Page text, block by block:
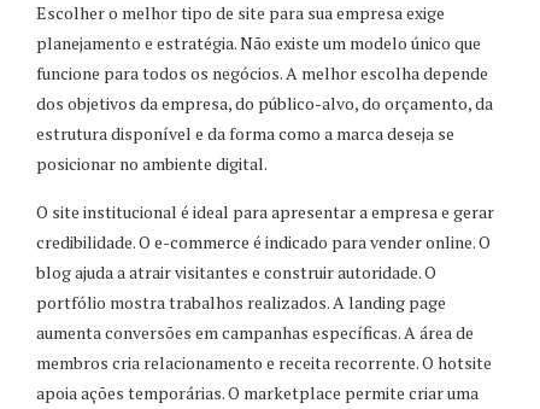
Escolher o melhor tipo de site para sua empresa exige
planejamento e estratégia. Não existe um modelo único que
funcione para todos os negócios. A melhor escolha depende
dos objetivos da empresa, do público-alvo, do orçamento, da
estrutura disponível e da forma como a marca deseja se
posicionar no ambiente digital.
O site institucional é ideal para apresentar a empresa e gerar
credibilidade. O e-commerce é indicado para vender online. O
blog ajuda a atrair visitantes e construir autoridade. O
portfólio mostra trabalhos realizados. A landing page
aumenta conversões em campanhas específicas. A área de
membros cria relacionamento e receita recorrente. O hotsite
apoia ações temporárias. O marketplace permite criar uma